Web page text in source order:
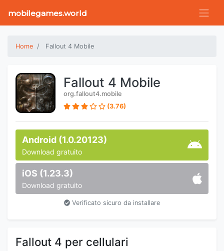
mobilegames.world
Home Fallout 4 Mobile
Fallout 4 Mobile
org.fallout4.mobile
(3.76)
Android (1.0.20123)
Download gratuito
iOS (1.23.3)
Download gratuito
Verificato sicuro da installare
Fallout 4 per cellulari